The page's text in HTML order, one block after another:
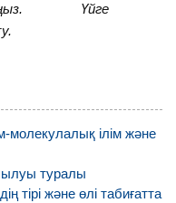
Үйге
молекулалық ілім және
туралы
тірі және өлі табиғатта